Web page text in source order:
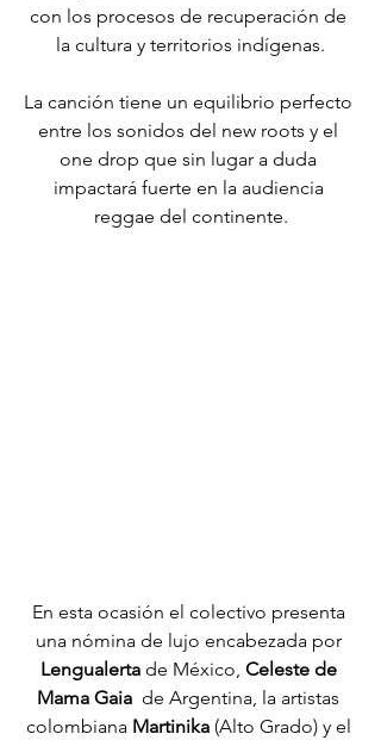
con los procesos de recuperación de
la cultura y territorios indígenas.
La canción tiene un equilibrio perfecto
entre los sonidos del new roots y el
one drop que sin lugar a duda
impactará fuerte en la audiencia
reggae del continente.
En esta ocasión el colectivo presenta
una nómina de lujo encabezada por
Lengualerta de México, Celeste de
Mama Gaia
  de Argentina, la artistas
colombiana Martinika (Alto Grado) y el